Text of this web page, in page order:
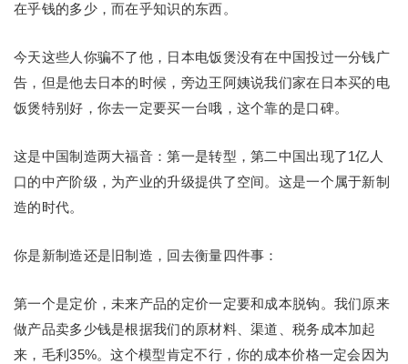
在乎钱的多少，而在乎知识的东西。
今天这些人你骗不了他，日本电饭煲没有在中国投过一分钱广
告，但是他去日本的时候，旁边王阿姨说我们家在日本买的电
饭煲特别好，你去一定要买一台哦，这个靠的是口碑。
这是中国制造两大福音：第一是转型，第二中国出现了1亿人
口的中产阶级，为产业的升级提供了空间。这是一个属于新制
造的时代。
你是新制造还是旧制造，回去衡量四件事：
第一个是定价，未来产品的定价一定要和成本脱钩。我们原来
做产品卖多少钱是根据我们的原材料、渠道、税务成本加起
来，毛利35%。这个模型肯定不行，你的成本价格一定会因为